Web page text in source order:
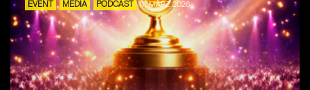
EVENT MEDIA PODCAST 17. MÄRZ 2026